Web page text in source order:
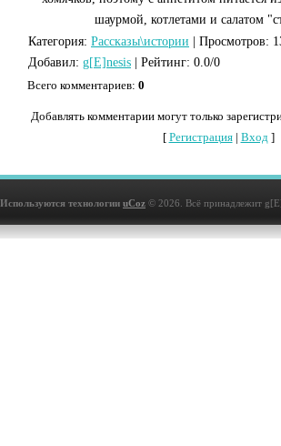
шаурмой, котлетами и салатом
Категория: Рассказы\истории Просмотров:
Добавил: g[E]nesis Рейтинг: 0.0/0
Всего комментариев: 0
Добавлять комментарии могут только
[ Регистрация| Вход]
Используются технологии uCoz © 2026. Всё принадлежит